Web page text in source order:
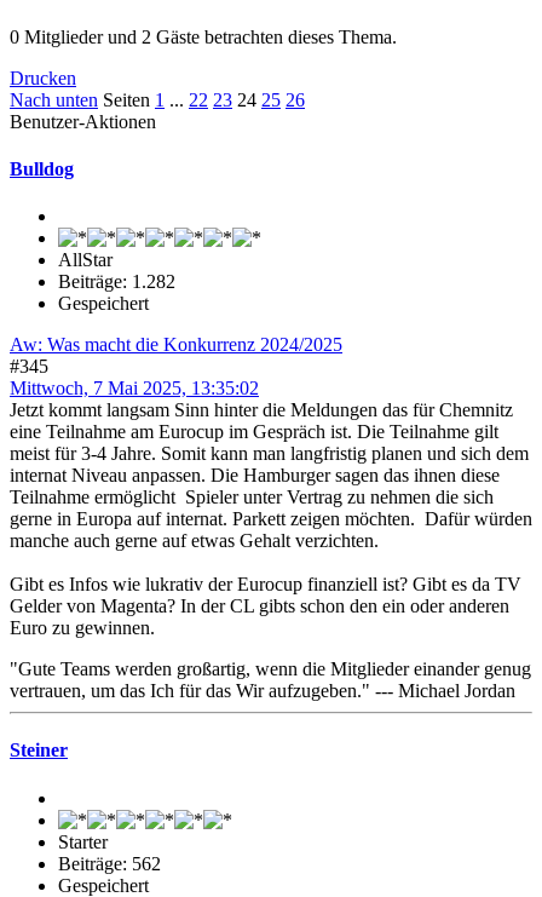
0 Mitglieder und 2 Gäste betrachten dieses Thema.
Drucken
Nach unten Seiten 1 ... 22 23 24 25 26
Benutzer-Aktionen
Bulldog
AllStar
Beiträge: 1.282
Gespeichert
Aw: Was macht die Konkurrenz 2024/2025
#345
Mittwoch, 7 Mai 2025, 13:35:02
Jetzt kommt langsam Sinn hinter die Meldungen das für Chemnitz
eine Teilnahme am Eurocup im Gespräch ist. Die Teilnahme gilt
meist für 3-4 Jahre. Somit kann man langfristig planen und sich dem
internat Niveau anpassen. Die Hamburger sagen das ihnen diese
Teilnahme ermöglicht Spieler unter Vertrag zu nehmen die sich
gerne in Europa auf internat. Parkett zeigen möchten. Dafür würden
manche auch gerne auf etwas Gehalt verzichten.
Gibt es Infos wie lukrativ der Eurocup finanziell ist? Gibt es da TV
Gelder von Magenta? In der CL gibts schon den ein oder anderen
Euro zu gewinnen.
"Gute Teams werden großartig, wenn die Mitglieder einander genug
vertrauen, um das Ich für das Wir aufzugeben." --- Michael Jordan
Steiner
Starter
Beiträge: 562
Gespeichert